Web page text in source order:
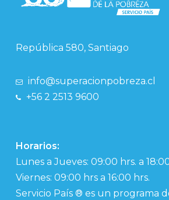
República 580, Santiago
info@superacionpobreza.cl
+56 2 2513 9600
Horarios:
Lunes a Jueves: 09:00 hrs. a
Viernes: 09:00 hrs a 16:00 hrs.
Servicio País ® es un programa